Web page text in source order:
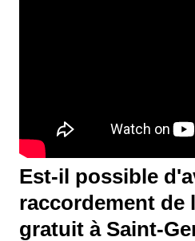
Est-il possible
raccordement de
gratuit à Saint-